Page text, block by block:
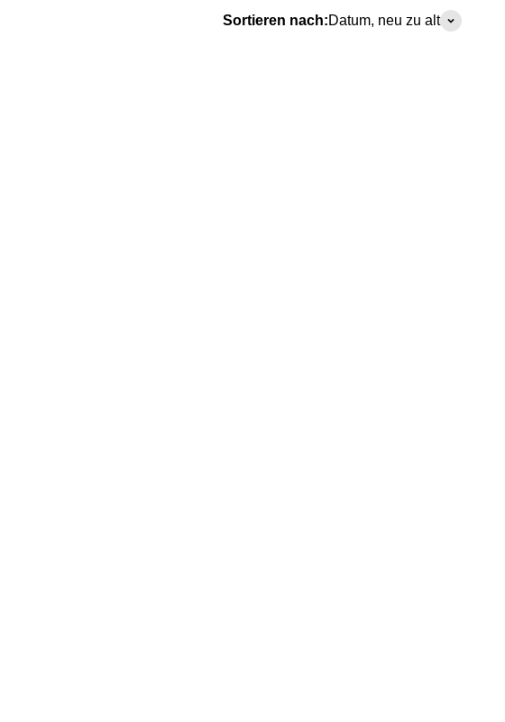
Sortieren nach:Datum, neu zu alt